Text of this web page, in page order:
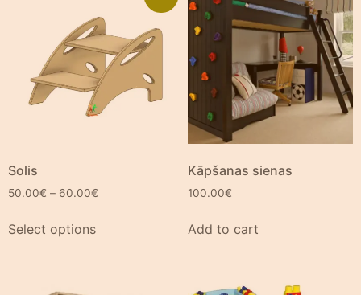
Solis
50.00€ – 60.00€
Select options
Kāpšanas sienas
100.00€
Add to cart